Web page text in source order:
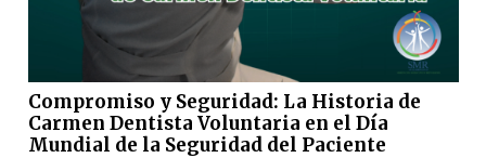
Compromiso y Seguridad: La Historia de
Carmen Dentista Voluntaria en el Día
Mundial de la Seguridad del Paciente